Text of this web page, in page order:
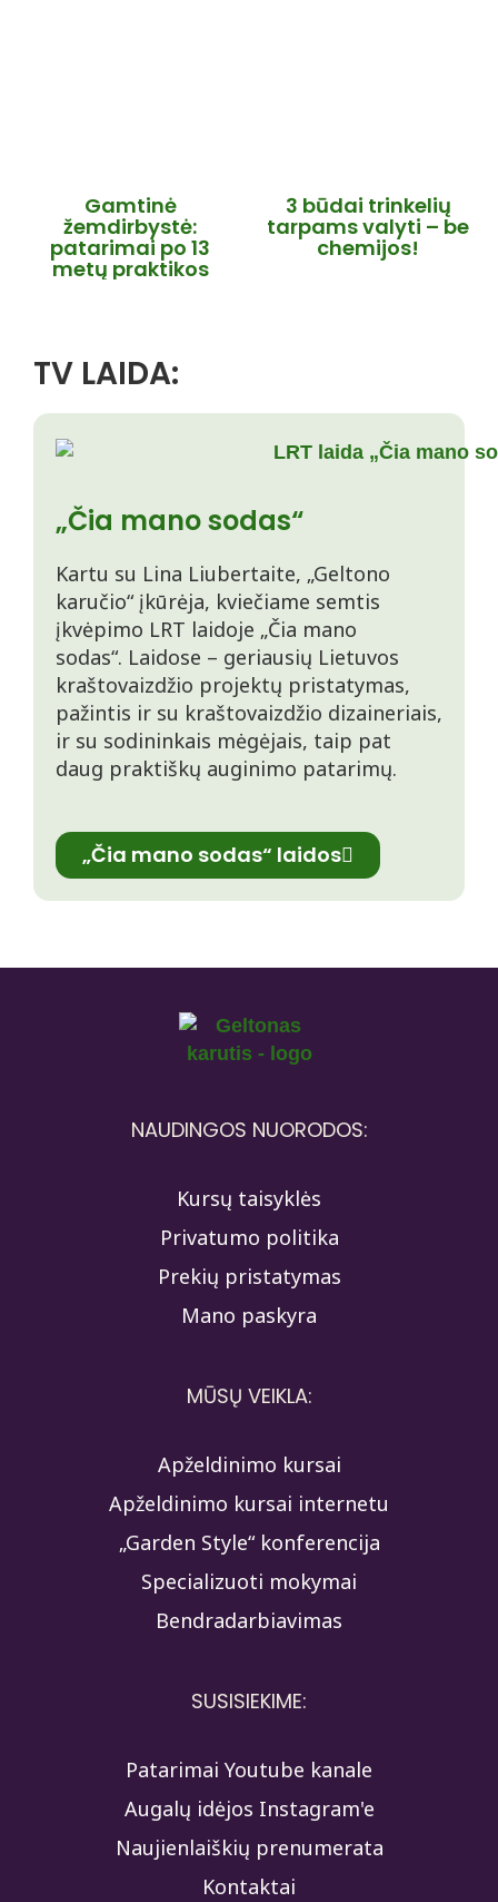
Gamtinė
žemdirbystė:
patarimai po 13
metų praktikos
3 būdai trinkelių
tarpams valyti – be
chemijos!
TV LAIDA:
„Čia mano sodas“
Kartu su Lina Liubertaite, „Geltono
karučio“ įkūrėja, kviečiame semtis
įkvėpimo LRT laidoje „Čia mano
sodas“. Laidose – geriausių Lietuvos
kraštovaizdžio projektų pristatymas,
pažintis ir su kraštovaizdžio dizaineriais,
ir su sodininkais mėgėjais, taip pat
daug praktiškų auginimo patarimų.
„Čia mano sodas“ laidos
NAUDINGOS NUORODOS:
Kursų taisyklės
Privatumo politika
Prekių pristatymas
Mano paskyra
MŪSŲ VEIKLA:
Apželdinimo kursai
Apželdinimo kursai internetu
„Garden Style“ konferencija
Specializuoti mokymai
Bendradarbiavimas
SUSISIEKIME:
Patarimai Youtube kanale
Augalų idėjos Instagram'e
Naujienlaiškių prenumerata
Kontaktai